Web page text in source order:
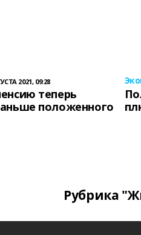
2021, 09:28
теперь
положенного
Рубрика